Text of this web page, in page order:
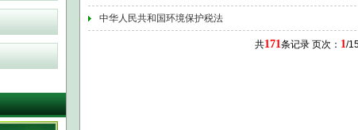
中华人民共和国环境保护税法
共171条记录 页次： 1/